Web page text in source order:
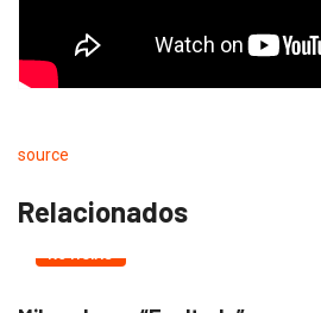
source
Relacionados
NOTÍCIAS